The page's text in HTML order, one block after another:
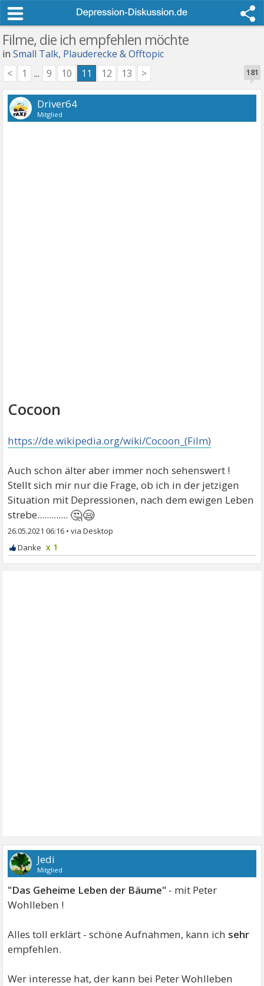
Filme, die ich empfehlen möchte
inSmall Talk, Plauderecke & Offtopic
181
< 1 ... 9 10 11 12 13 >
Driver64
Mitglied
Cocoon
https://de.wikipedia.org/wiki/Cocoon_(Film)
Auch schon älter aber immer noch sehenswert !
Stellt sich mir nur die Frage, ob ich in der jetzigen
Situation mit Depressionen, nach dem ewigen Leben
strebe............. 🤔😪
26.05.2021 06:16 •
x 1
Jedi
Mitglied
"Das Geheime Leben der Bäume" - mit Peter
Wohlleben !
Alles toll erklärt - schöne Aufnahmen, kann ich sehr
empfehlen.
Wer interesse hat, der kann bei Peter Wohlleben